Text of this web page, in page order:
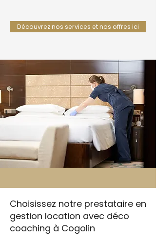
Découvrez nos services et nos offres ici
Choisissez notre prestataire en
gestion location avec déco
coaching à Cogolin